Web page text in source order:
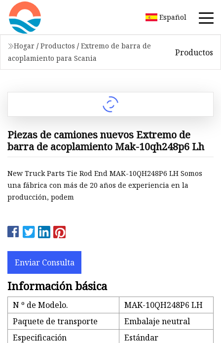
Español
Hogar / Productos / Extremo de barra de
acoplamiento para Scania
Productos
Piezas de camiones nuevos Extremo de
barra de acoplamiento Mak-10qh248p6 Lh
New Truck Parts Tie Rod End MAK-10QH248P6 LH Somos
una fábrica con más de 20 años de experiencia en la
producción, podem
Enviar Consulta
Información básica
N º de Modelo.
MAK-10QH248P6 LH
Paquete de transporte
Embalaje neutral
Especificación
Estándar